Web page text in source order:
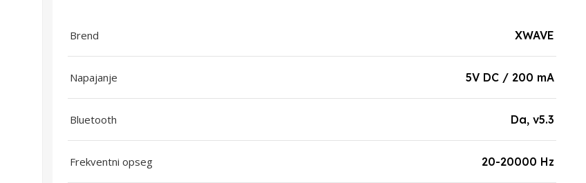
Brend XWAVE
Napajanje 5V DC / 200 mA
Bluetooth Da, v5.3
Frekventni opseg 20-20000 Hz